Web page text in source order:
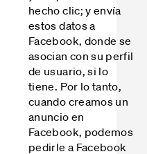
hecho clic; y envía
estos datos a
Facebook, donde se
asocian con su perfil
de usuario, si lo
tiene. Por lo tanto,
cuando creamos un
anuncio en
Facebook, podemos
pedirle a Facebook